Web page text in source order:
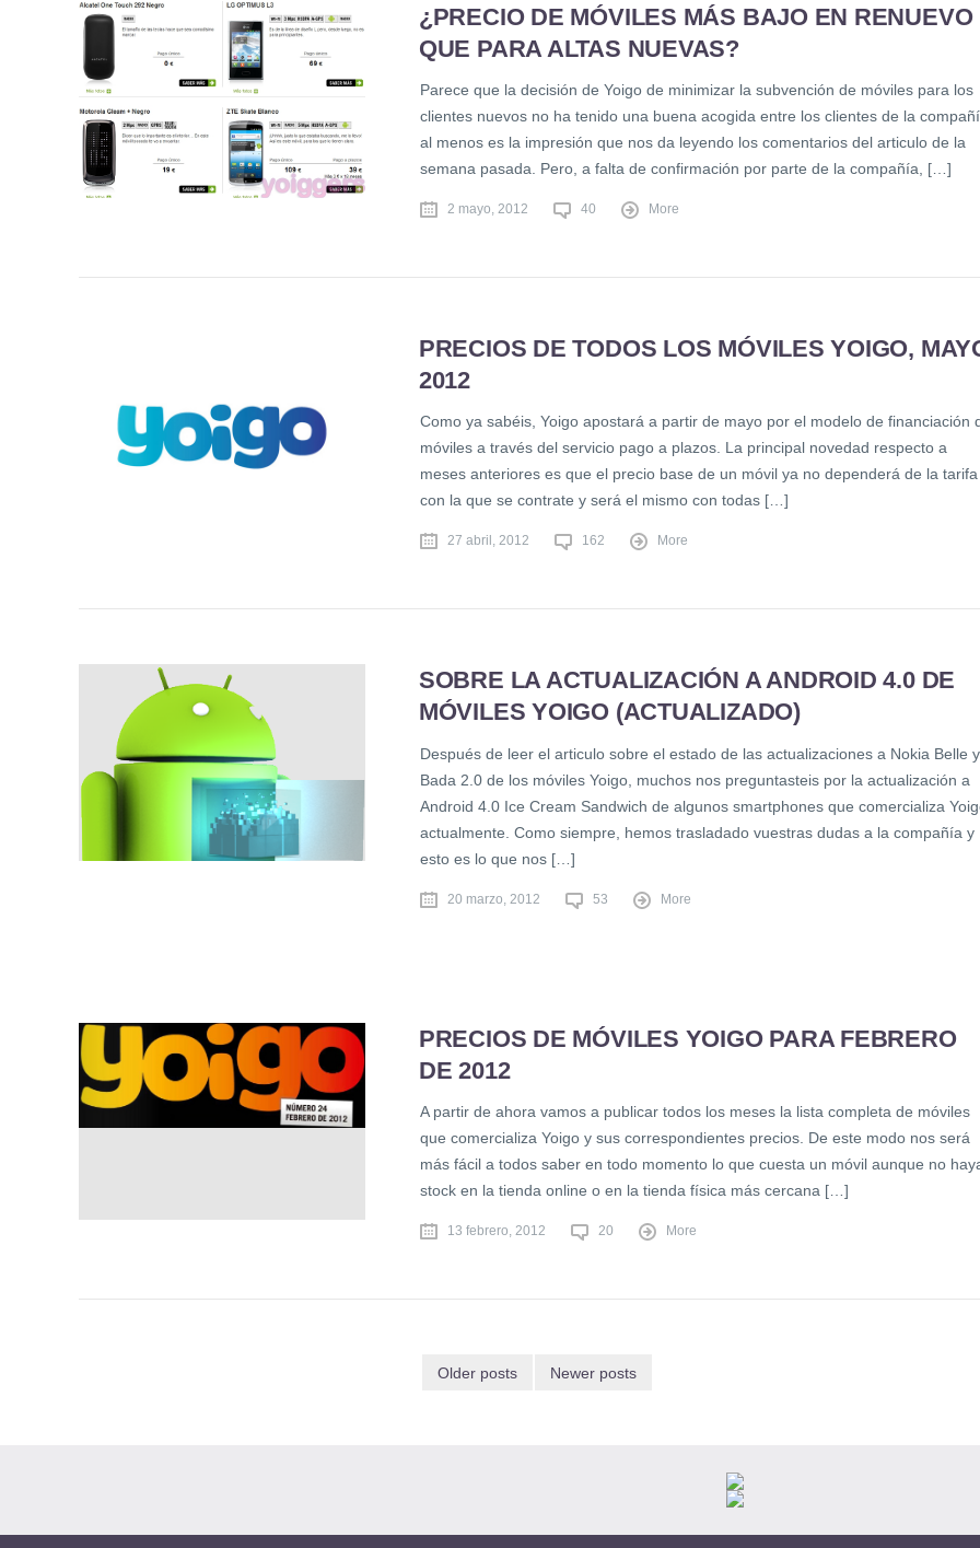
¿PRECIO DE MÓVILES MÁS BAJO EN RENUEVO
QUE PARA ALTAS NUEVAS?
Parece que la decisión de Yoigo de minimizar la subvención de móviles para los
clientes nuevos no ha tenido una buena acogida entre los clientes de la
al menos es la impresión que nos da leyendo los comentarios del articulo de la
semana pasada. Pero, a falta de confirmación por parte de la compañía, […]
2 mayo, 2012 40 More
PRECIOS DE TODOS LOS MÓVILES YOIGO,
2012
Como ya sabéis, Yoigo apostará a partir de mayo por el modelo de financiación
móviles a través del servicio pago a plazos. La principal novedad respecto a
meses anteriores es que el precio base de un móvil ya no dependerá de la tarifa
con la que se contrate y será el mismo con todas […]
27 abril, 2012 162 More
SOBRE LA ACTUALIZACIÓN A ANDROID 4.0 DE
MÓVILES YOIGO (ACTUALIZADO)
Después de leer el articulo sobre el estado de las actualizaciones a Nokia Belle y
Bada 2.0 de los móviles Yoigo, muchos nos preguntasteis por la actualización a
Android 4.0 Ice Cream Sandwich de algunos smartphones que comercializa
actualmente. Como siempre, hemos trasladado vuestras dudas a la compañía y
esto es lo que nos […]
20 marzo, 2012 53 More
PRECIOS DE MÓVILES YOIGO PARA FEBRERO
DE 2012
A partir de ahora vamos a publicar todos los meses la lista completa de móviles
que comercializa Yoigo y sus correspondientes precios. De este modo nos será
más fácil a todos saber en todo momento lo que cuesta un móvil aunque no
stock en la tienda online o en la tienda física más cercana […]
13 febrero, 2012 20 More
Older posts Newer posts